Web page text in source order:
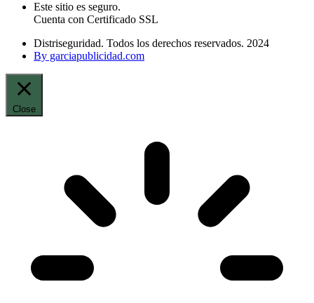
Este sitio es seguro.
Cuenta con Certificado SSL
Distriseguridad. Todos los derechos reservados. 2024
By garciapublicidad.com
Close